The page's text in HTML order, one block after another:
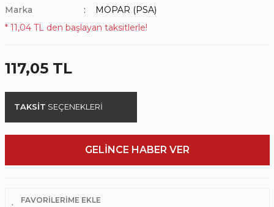
Marka
MOPAR (PSA)
* 11,04 TL den başlayan taksitlerle!
117,05 TL
TAKSİT SEÇENEKLERİ
GELİNCE HABER VER